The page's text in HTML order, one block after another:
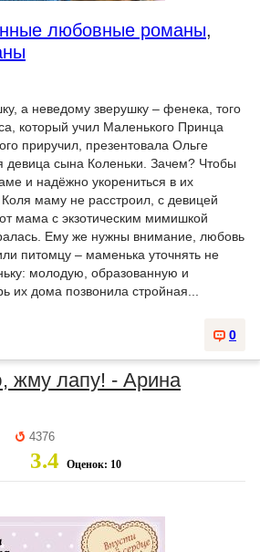
любовные романы,
а неведому зверушку – фенека, того
который учил Маленького Принца
приручил, презентовала Ольге
девица сына Коленьки. Зачем? Чтобы
и надёжно укорениться в их
маму не расстроил, с девицей
мама с экзотическим мимишкой
Ему же нужны внимание, любовь
питомцу – маменька уточнять не
молодую, образованную и
их дома позвонила стройная...
0
жму лапу! - Арина
4376
3.4 Оценок: 10